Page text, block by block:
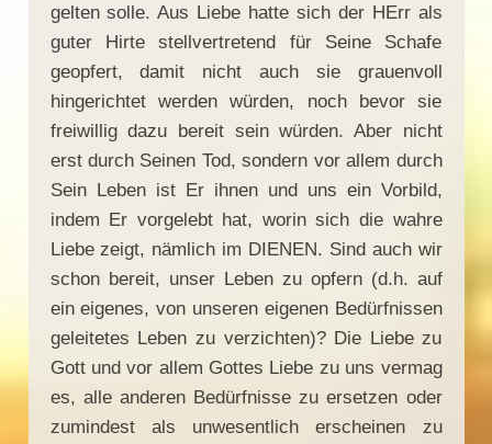
gelten solle. Aus Liebe hatte sich der HErr als
guter Hirte stellvertretend für Seine Schafe
geopfert, damit nicht auch sie grauenvoll
hingerichtet werden würden, noch bevor sie
freiwillig dazu bereit sein würden. Aber nicht
erst durch Seinen Tod, sondern vor allem durch
Sein Leben ist Er ihnen und uns ein Vorbild,
indem Er vorgelebt hat, worin sich die wahre
Liebe zeigt, nämlich im DIENEN. Sind auch wir
schon bereit, unser Leben zu opfern (d.h. auf
ein eigenes, von unseren eigenen Bedürfnissen
geleitetes Leben zu verzichten)? Die Liebe zu
Gott und vor allem Gottes Liebe zu uns vermag
es, alle anderen Bedürfnisse zu ersetzen oder
zumindest als unwesentlich erscheinen zu